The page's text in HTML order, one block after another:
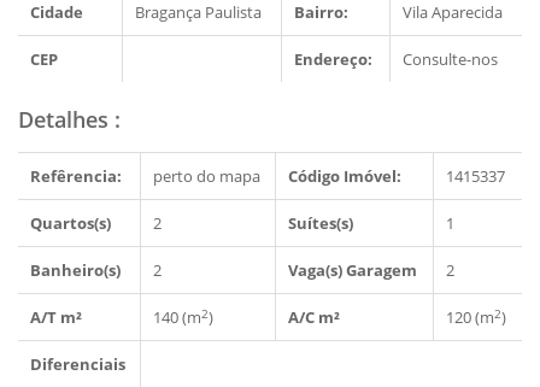
Cidade Bragança Paulista Bairro: Vila Aparecida
CEP Endereço: Consulte-nos
Detalhes :
Refêrencia: perto do mapa Código Imóvel: 1415337
Quartos(s) 2 Suítes(s) 1
Banheiro(s) 2 Vaga(s) Garagem 2
A/T m² 140 (m2) A/C m² 120 (m2)
Diferenciais